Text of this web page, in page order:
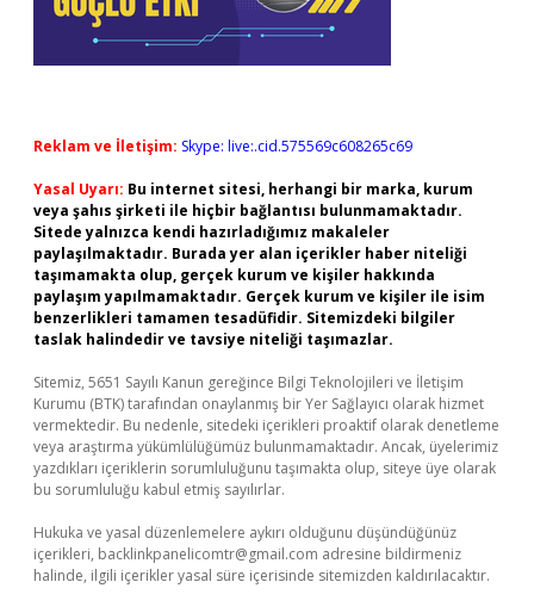
Reklam ve İletişim: Skype: live:.cid.575569c608265c69
Yasal Uyarı: Bu internet sitesi, herhangi bir marka, kurum
veya şahıs şirketi ile hiçbir bağlantısı bulunmamaktadır.
Sitede yalnızca kendi hazırladığımız makaleler
paylaşılmaktadır. Burada yer alan içerikler haber niteliği
taşımamakta olup, gerçek kurum ve kişiler hakkında
paylaşım yapılmamaktadır. Gerçek kurum ve kişiler ile isim
benzerlikleri tamamen tesadüfidir. Sitemizdeki bilgiler
taslak halindedir ve tavsiye niteliği taşımazlar.
Sitemiz, 5651 Sayılı Kanun gereğince Bilgi Teknolojileri ve İletişim
Kurumu (BTK) tarafından onaylanmış bir Yer Sağlayıcı olarak hizmet
vermektedir. Bu nedenle, sitedeki içerikleri proaktif olarak denetleme
veya araştırma yükümlülüğümüz bulunmamaktadır. Ancak, üyelerimiz
yazdıkları içeriklerin sorumluluğunu taşımakta olup, siteye üye olarak
bu sorumluluğu kabul etmiş sayılırlar.
Hukuka ve yasal düzenlemelere aykırı olduğunu düşündüğünüz
içerikleri, backlinkpanelicomtr@gmail.com adresine bildirmeniz
halinde, ilgili içerikler yasal süre içerisinde sitemizden kaldırılacaktır.